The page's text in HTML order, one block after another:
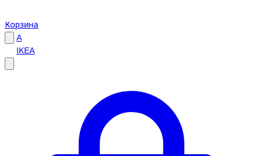
Корзина
A
IKEA